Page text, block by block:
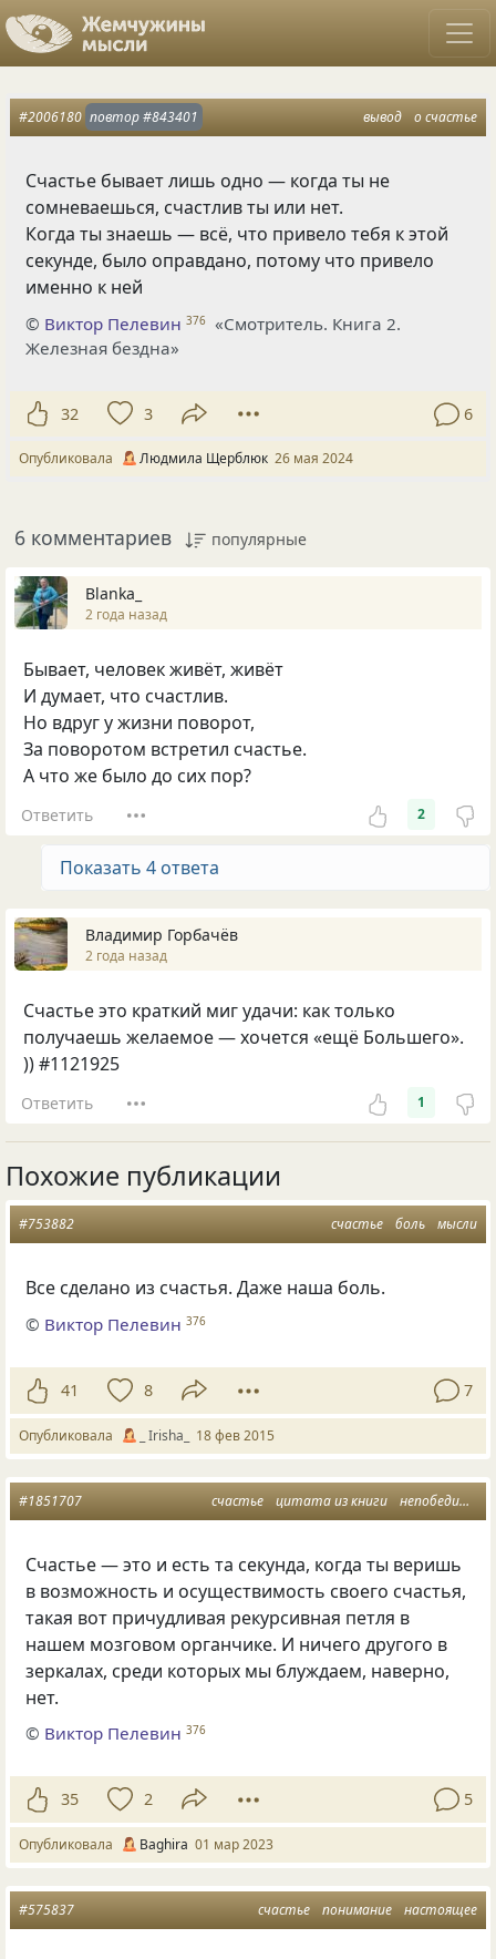
вывод о счастье
#2006180 повтор#843401
Счастье бывает лишь одно — когда ты не
сомневаешься, счастлив ты или нет.
Когда ты знаешь — всё, что привело тебя к этой
секунде, было оправдано, потому что привело
именно к ней
© Виктор Пелевин 376
«Смотритель. Книга 2.
Железная бездна»
32 3 6
Опубликовала Людмила Щерблюк 26 мая 2024
6 комментариев популярные
Blanka_
2 года назад
Бывает, человек живёт, живёт
И думает, что счастлив.
Но вдруг у жизни поворот,
За поворотом встретил счастье.
А что же было до сих пор?
Ответить 2
Показать 4 ответа
Владимир Горбачёв
2 года назад
Счастье это краткий миг удачи: как только
получаешь желаемое — хочется «ещё Большего».
)) #1121925
Ответить 1
Похожие публикации
счастье боль мысли
#753882
Все сделано из счастья. Даже наша боль.
© Виктор Пелевин 376
41 8 7
Опубликовала _ Irisha_ 18 фев 2015
счастье цитата из книги непобедимое солнце
#1851707
Счастье — это и есть та секунда, когда ты веришь
в возможность и осуществимость своего счастья,
такая вот причудливая рекурсивная петля в
нашем мозговом органчике. И ничего другого в
зеркалах, среди которых мы блуждаем, наверно,
нет.
© Виктор Пелевин 376
35 2 5
Опубликовала Baghira 01 мар 2023
счастье понимание настоящее
#575837